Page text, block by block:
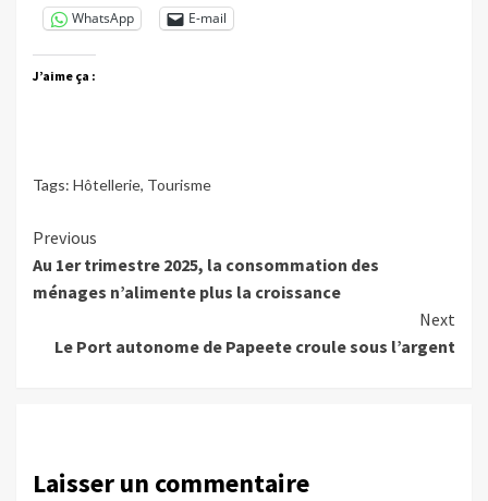
WhatsApp
E-mail
J’aime ça :
Tags: Hôtellerie, Tourisme
Continue
Reading
Previous
Au 1er trimestre 2025, la consommation des
ménages n’alimente plus la croissance
Next
Le Port autonome de Papeete croule sous l’argent
Laisser un commentaire